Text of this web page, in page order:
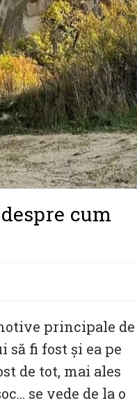
cum
principale de
fi fost și ea pe
de tot, mai ales
se vede de la o